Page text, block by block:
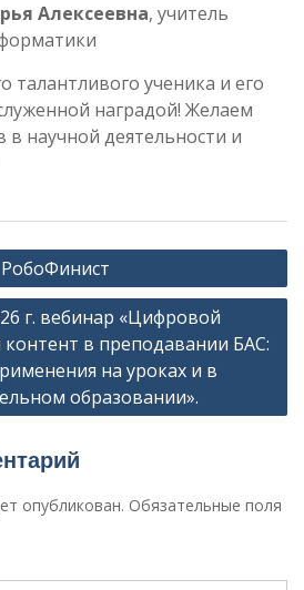
Алексеевна, учитель
талантливого ученика и его
наградой! Желаем
в научной деятельности и
РобоФинист
г. вебинар «Цифровой
в преподавании БАС:
на уроках и в
образовании».
опубликован. Обязательные поля